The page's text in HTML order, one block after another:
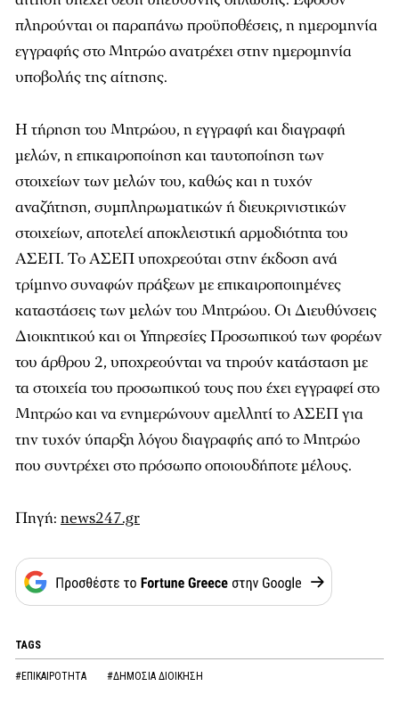
πληρούνται οι παραπάνω προϋποθέσεις, η ημερομηνία
εγγραφής στο Μητρώο ανατρέχει στην ημερομηνία
υποβολής της αίτησης.
Η τήρηση του Μητρώου, η εγγραφή και διαγραφή
μελών, η επικαιροποίηση και ταυτοποίηση των
στοιχείων των μελών του, καθώς και η τυχόν
αναζήτηση, συμπληρωματικών ή διευκρινιστικών
στοιχείων, αποτελεί αποκλειστική αρμοδιότητα του
ΑΣΕΠ. Το ΑΣΕΠ υποχρεούται στην έκδοση ανά
τρίμηνο συναφών πράξεων με επικαιροποιημένες
καταστάσεις των μελών του Μητρώου. Οι Διευθύνσεις
Διοικητικού και οι Υπηρεσίες Προσωπικού των φορέων
του άρθρου 2, υποχρεούνται να τηρούν κατάσταση με
τα στοιχεία του προσωπικού τους που έχει εγγραφεί στο
Μητρώο και να ενημερώνουν αμελλητί το ΑΣΕΠ για
την τυχόν ύπαρξη λόγου διαγραφής από το Μητρώο
που συντρέχει στο πρόσωπο οποιουδήποτε μέλους.
Πηγή: news247.gr
TAGS
#ΕΠΙΚΑΙΡΟΤΗΤΑ #ΔΗΜΟΣΙΑ ΔΙΟΙΚΗΣΗ